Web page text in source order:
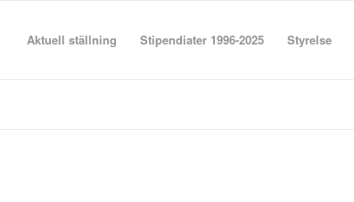
Aktuell ställning Stipendiater 1996-2025 Styrelse